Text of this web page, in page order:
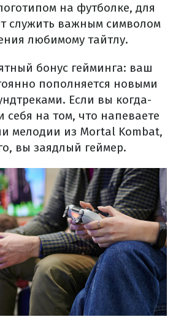
на футболке, для
служить важным символом
любимому тайтлу.
бонус гейминга: ваш
пополняется новыми
Если вы когда-
себя на том, что напеваете
мелодии из Mortal Kombat,
вы заядлый геймер.